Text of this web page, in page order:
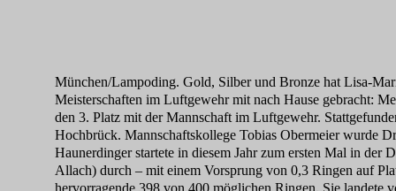
München/Lampoding. Gold, Silber und Bronze hat Lisa-
Meisterschaften im Luftgewehr mit nach Hause gebracht:
den 3. Platz mit der Mannschaft im Luftgewehr.
Hochbrück. Mannschaftskollege Tobias Obermeier wurde
Haunerdinger startete in diesem Jahr zum ersten Mal in der
Allach) durch – mit einem Vorsprung von 0,3 Ringen auf
hervorragende 398 von 400 möglichen Ringen. Sie